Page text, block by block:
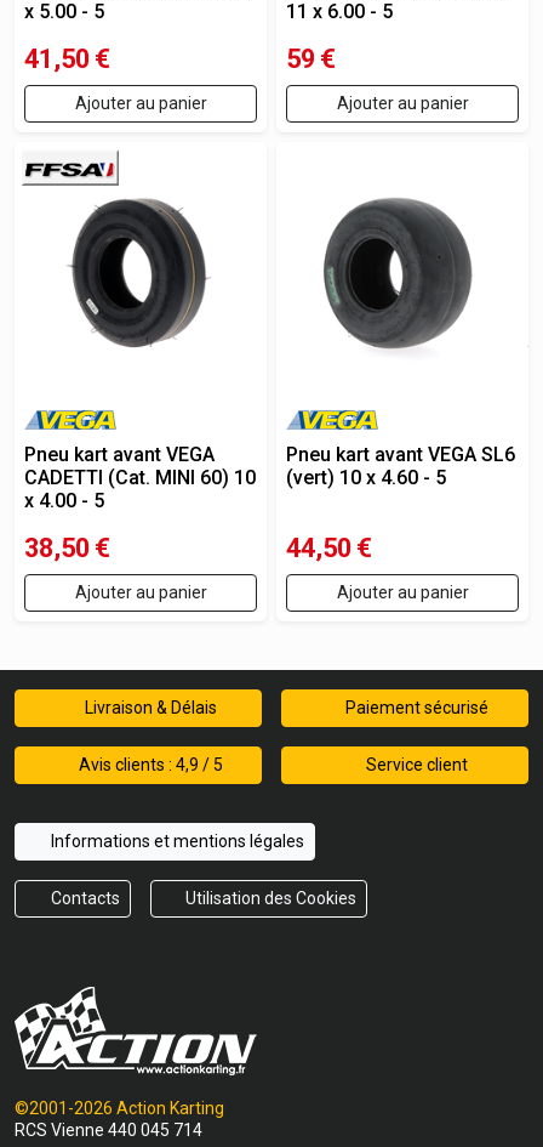
x 5.00 - 5
41,50 €
Ajouter au panier
11 x 6.00 - 5
59 €
Ajouter au panier
Pneu kart avant VEGA
CADETTI (Cat. MINI 60) 10
x 4.00 - 5
38,50 €
Ajouter au panier
Pneu kart avant VEGA SL6
(vert) 10 x 4.60 - 5
44,50 €
Ajouter au panier
Livraison & Délais Paiement sécurisé
Avis clients : 4,9 / 5 Service client
Informations et mentions légales
Contacts Utilisation des Cookies
©2001-2026 Action Karting
RCS Vienne 440 045 714